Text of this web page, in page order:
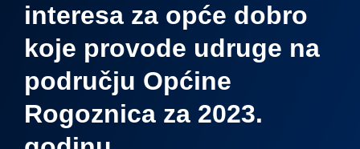
interesa za opće dobro
koje provode udruge na
području Općine
Rogoznica za 2023.